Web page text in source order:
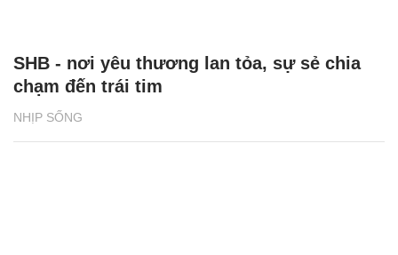
NHỊP SỐNG
SHB - nơi yêu thương lan tỏa, sự sẻ chia
chạm đến trái tim